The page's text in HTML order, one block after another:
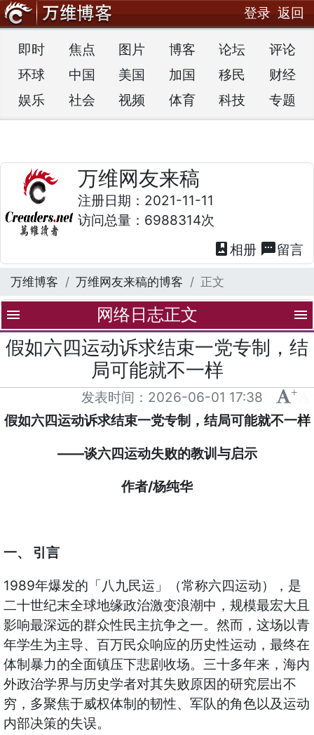
登录 返回
即时 焦点 图片 博客 论坛
评论
环球
中国 美国 加国 移民
财经
娱乐
社会 视频 体育 科技 专题
万维网友来稿
注册日期：2021-11-11
访问总量：6988314次
photo_album 相册 textsms留言
万维博客 万维网友来稿的博客 正文
menu 网络日志正文 menu
假如六四运动诉求结束一党专制，结
局可能就不一样
发表时间： 2026-06-01 17:38 +
假如六四运动诉求结束一党专制，结局可能就不一样
——谈六四运动失败的教训与启示
作者/杨纯华
一、 引言
1989年爆发的「八九民运」（常称六四运动），是
二十世纪末全球地缘政治激变浪潮中，规模最宏大且
影响最深远的群众性民主抗争之一。然而，这场以青
年学生为主导、百万民众响应的历史性运动，最终在
体制暴力的全面镇压下悲剧收场。三十多年来，海内
外政治学界与历史学者对其失败原因的研究层出不
穷，多聚焦于威权体制的韧性、军队的角色以及运动
内部决策的失误。